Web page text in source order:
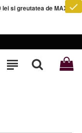
si greutatea de MAXIM 5